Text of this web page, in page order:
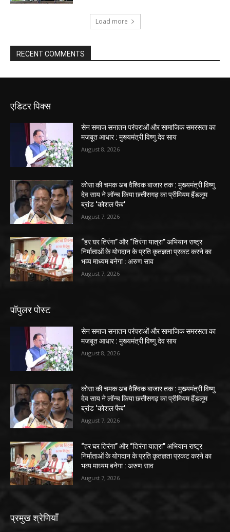
Load more
RECENT COMMENTS
एडिटर पिक्स
सेन समाज सनातन परंपराओं और सामाजिक समरसता का
मजबूत आधार : मुख्यमंत्री विष्णु देव साय
August 8, 2026
कोसा की चमक अब वैश्विक बाजार तक : मुख्यमंत्री विष्णु
देव साय ने लॉन्च किया छत्तीसगढ़ का प्रीमियम हैंडलूम
ब्रांड ‘कोशल फैब’
August 7, 2026
“हर घर तिरंगा” और “तिरंगा यात्रा” अभियान राष्ट्र
निर्माताओं के योगदान के प्रति कृतज्ञता प्रकट करने का
भव्य माध्यम बनेगा : अरुण साव
August 7, 2026
पॉपुलर पोस्ट
सेन समाज सनातन परंपराओं और सामाजिक समरसता का
मजबूत आधार : मुख्यमंत्री विष्णु देव साय
August 8, 2026
कोसा की चमक अब वैश्विक बाजार तक : मुख्यमंत्री विष्णु
देव साय ने लॉन्च किया छत्तीसगढ़ का प्रीमियम हैंडलूम
ब्रांड ‘कोशल फैब’
August 7, 2026
“हर घर तिरंगा” और “तिरंगा यात्रा” अभियान राष्ट्र
निर्माताओं के योगदान के प्रति कृतज्ञता प्रकट करने का
भव्य माध्यम बनेगा : अरुण साव
August 7, 2026
प्रमुख श्रेणियाँ